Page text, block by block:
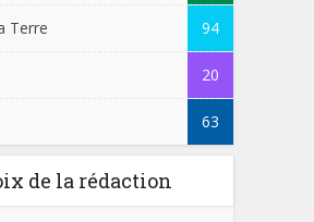
Terre 94
20
63
de la rédaction